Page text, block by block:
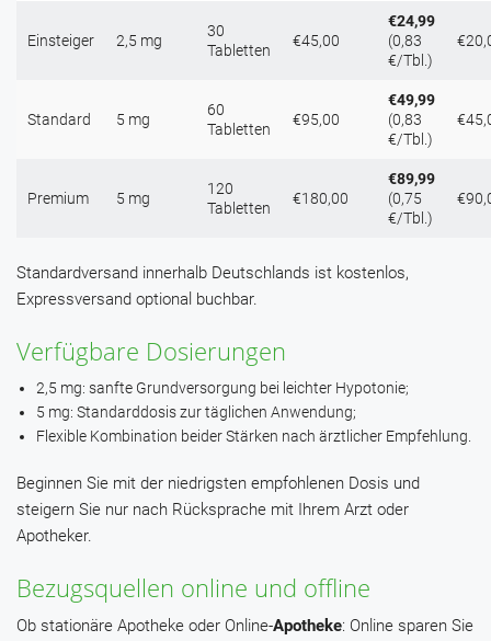
Einsteiger 2,5 mg
30
Tabletten
€45,00
€24,99
(0,83
€/Tbl.)
Standard 5 mg
60
Tabletten
€95,00
€49,99
(0,83
€/Tbl.)
Premium 5 mg
120
Tabletten
€180,00
€89,99
(0,75
€/Tbl.)
Standardversand innerhalb Deutschlands ist kostenlos,
Expressversand optional buchbar.
Verfügbare Dosierungen
2,5 mg: sanfte Grundversorgung bei leichter Hypotonie;
5 mg: Standarddosis zur täglichen Anwendung;
Flexible Kombination beider Stärken nach ärztlicher Empfehlung.
Beginnen Sie mit der niedrigsten empfohlenen Dosis und
steigern Sie nur nach Rücksprache mit Ihrem Arzt oder
Apotheker.
Bezugsquellen online und offline
Ob stationäre Apotheke oder Online-Apotheke: Online sparen Sie